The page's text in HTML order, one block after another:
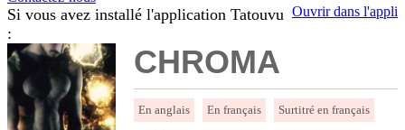
Ouvrir dans l'appli
Si vous avez installé l'application Tatouvu
:
CHROMA
En anglais En français Surtitré en français